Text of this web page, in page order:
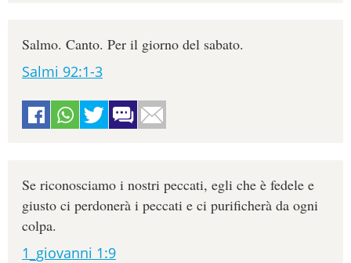
Salmo. Canto. Per il giorno del sabato.
Salmi 92:1-3
Se riconosciamo i nostri peccati, egli che è fedele e
giusto ci perdonerà i peccati e ci purificherà da ogni
colpa.
1_giovanni 1:9